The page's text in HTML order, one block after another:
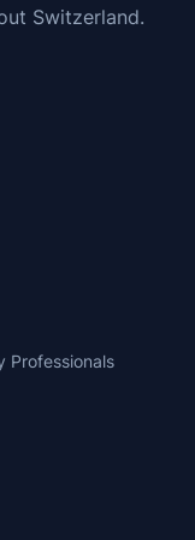
Switzerland.
Professionals